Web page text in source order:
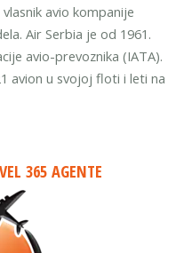
avio kompanije
Air Serbia je od 1961.
avio-prevoznika (IATA).
avion u svojoj floti i leti na
365 AGENTE